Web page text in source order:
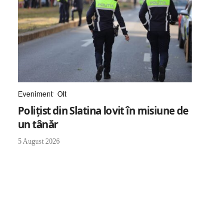
Eveniment Olt
Polițist din Slatina lovit în misiune de
un tânăr
5 August 2026